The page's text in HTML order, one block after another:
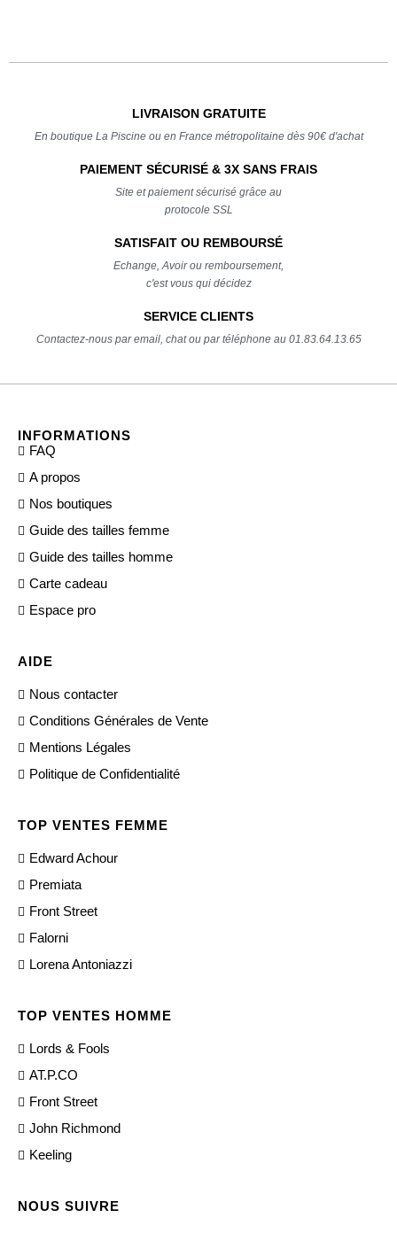
LIVRAISON GRATUITE
En boutique La Piscine ou en France métropolitaine dès 90€ d'achat
PAIEMENT SÉCURISÉ & 3X SANS FRAIS
Site et paiement sécurisé grâce au
protocole SSL
SATISFAIT OU REMBOURSÉ
Echange, Avoir ou remboursement,
c'est vous qui décidez
SERVICE CLIENTS
Contactez-nous par email, chat ou par téléphone au 01.83.64.13.65
INFORMATIONS
FAQ
A propos
Nos boutiques
Guide des tailles femme
Guide des tailles homme
Carte cadeau
Espace pro
AIDE
Nous contacter
Conditions Générales de Vente
Mentions Légales
Politique de Confidentialité
TOP VENTES FEMME
Edward Achour
Premiata
Front Street
Falorni
Lorena Antoniazzi
TOP VENTES HOMME
Lords & Fools
AT.P.CO
Front Street
John Richmond
Keeling
NOUS SUIVRE